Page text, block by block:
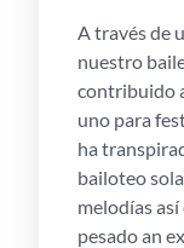
A través de
nuestro
contribuido
uno para
ha
bailoteo
melodías
pesado an